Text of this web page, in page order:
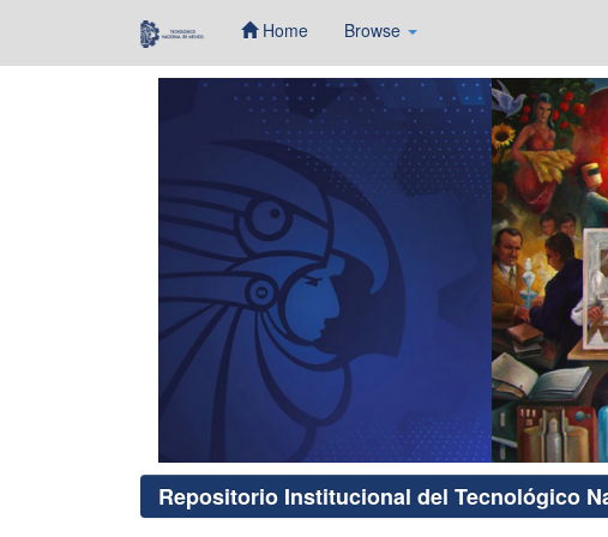
Home Browse
Repositorio Institucional del Tecnológico